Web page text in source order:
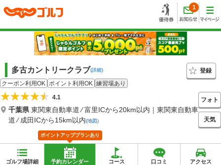
1
多古カントリークラブ(詳細)
登録
クーポン利用OK ポイント利用OK 練習場あり
4.1
千葉県東関東自動車道 ⁄ 富里ICから20km以内｜東関東自動車
道 ⁄ 成田ICから15km以内(地図)
フォト
天気
ゴルフ場詳細 予約カレンダー
ポイントアッププランあり
コース 口コミ アクセス